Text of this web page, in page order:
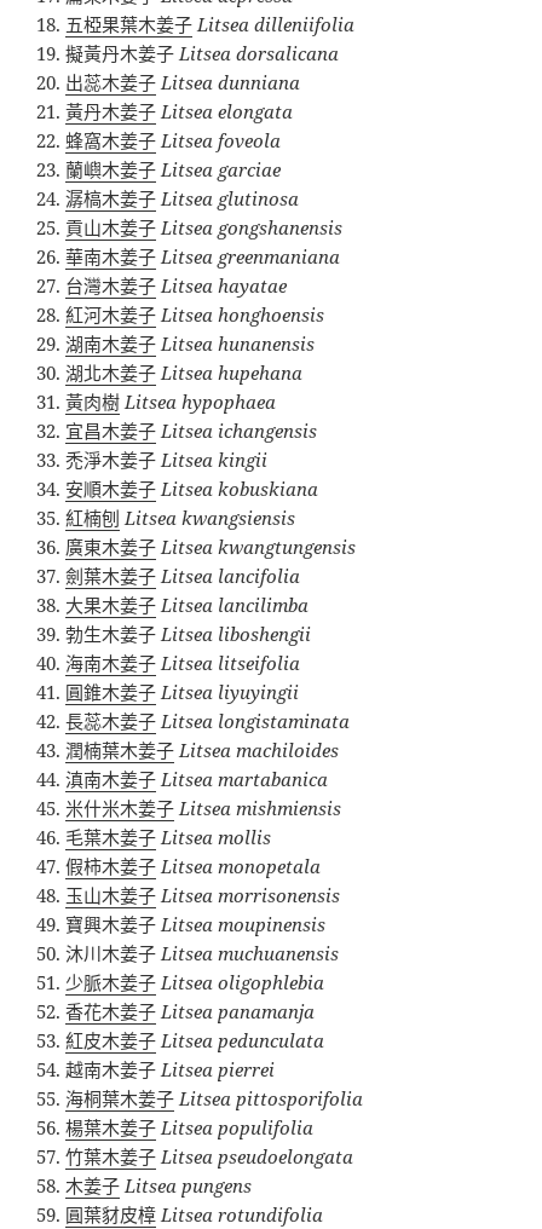
五椏果葉木姜子 Litsea dilleniifolia
擬黃丹木姜子Litsea dorsalicana
出蕊木姜子 Litsea dunniana
黃丹木姜子 Litsea elongata
蜂窩木姜子 Litsea foveola
蘭嶼木姜子 Litsea garciae
潺槁木姜子 Litsea glutinosa
貢山木姜子 Litsea gongshanensis
華南木姜子 Litsea greenmaniana
台灣木姜子 Litsea hayatae
紅河木姜子 Litsea honghoensis
湖南木姜子 Litsea hunanensis
湖北木姜子 Litsea hupehana
黃肉樹 Litsea hypophaea
宜昌木姜子 Litsea ichangensis
禿淨木姜子Litsea kingii
安順木姜子 Litsea kobuskiana
紅楠刨 Litsea kwangsiensis
廣東木姜子 Litsea kwangtungensis
劍葉木姜子 Litsea lancifolia
大果木姜子 Litsea lancilimba
勃生木姜子Litsea liboshengii
海南木姜子 Litsea litseifolia
圓錐木姜子 Litsea liyuyingii
長蕊木姜子 Litsea longistaminata
潤楠葉木姜子 Litsea machiloides
滇南木姜子 Litsea martabanica
米什米木姜子 Litsea mishmiensis
毛葉木姜子 Litsea mollis
假柿木姜子 Litsea monopetala
玉山木姜子 Litsea morrisonensis
寶興木姜子Litsea moupinensis
沐川木姜子Litsea muchuanensis
少脈木姜子 Litsea oligophlebia
香花木姜子 Litsea panamanja
紅皮木姜子 Litsea pedunculata
越南木姜子Litsea pierrei
海桐葉木姜子 Litsea pittosporifolia
楊葉木姜子 Litsea populifolia
竹葉木姜子 Litsea pseudoelongata
木姜子 Litsea pungens
圓葉豺皮樟 Litsea rotundifolia